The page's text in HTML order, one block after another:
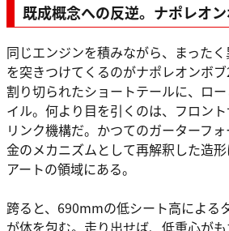
既成概念への反逆。ナポレオ
同じエンジンを積みながら、まった
を突きつけてくるのがナポレオンボ
割り切られたショートテールに、ロ
イル。何より目を引くのは、フロン
リンク機構だ。かつてのガーターフ
金のメカニズムとして再解釈した造
アートの領域にある。
跨ると、690mmの低シート高による
が体を包む。走り出せば、低重心が